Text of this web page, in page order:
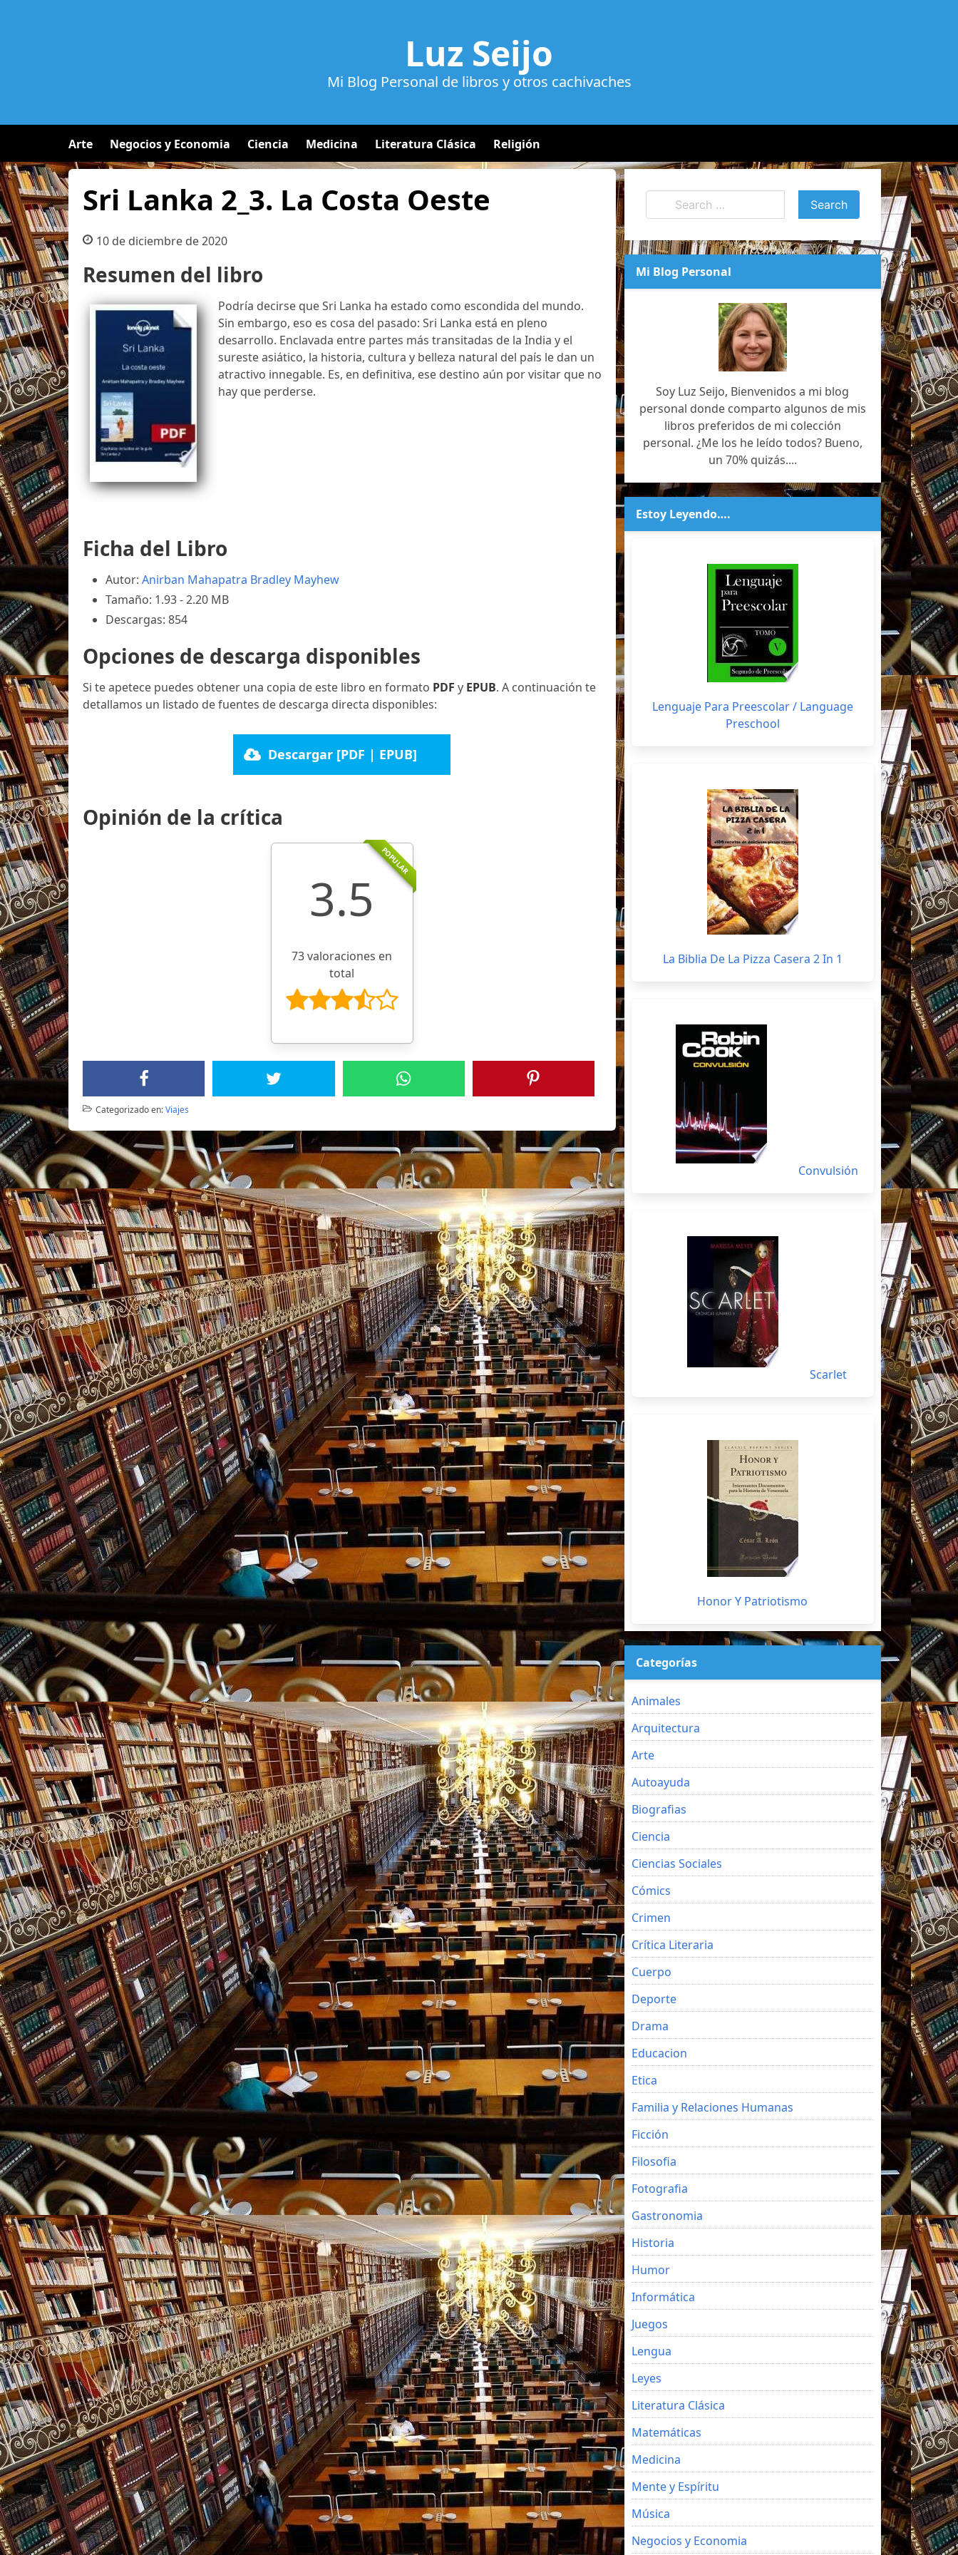
Luz Seijo
Mi Blog Personal de libros y otros cachivaches
Arte Negocios y Economia Ciencia Medicina Literatura Clásica Religión
Sri Lanka 2_3. La Costa Oeste
10 de diciembre de 2020
Resumen del libro
Podría decirse que Sri Lanka ha estado como escondida del mundo.
Sin embargo, eso es cosa del pasado: Sri Lanka está en pleno
desarrollo. Enclavada entre partes más transitadas de la India y el
sureste asiático, la historia, cultura y belleza natural del país le dan un
atractivo innegable. Es, en definitiva, ese destino aún por visitar que no
hay que perderse.
Ficha del Libro
Autor: Anirban Mahapatra Bradley Mayhew
Tamaño: 1.93 - 2.20 MB
Descargas: 854
Opciones de descarga disponibles
Si te apetece puedes obtener una copia de este libro en formato PDF y EPUB. A continuación te
detallamos un listado de fuentes de descarga directa disponibles:
Descargar [PDF | EPUB]
Opinión de la crítica
POPULAR
3.5
73 valoraciones en
total
Categorizado en:Viajes
Mi Blog Personal
Soy Luz Seijo, Bienvenidos a mi blog
personal donde comparto algunos de mis
libros preferidos de mi colección
personal. ¿Me los he leído todos? Bueno,
un 70% quizás....
Estoy Leyendo….
Lenguaje Para Preescolar / Language
Preschool
La Biblia De La Pizza Casera 2 In 1
Convulsión
Scarlet
Honor Y Patriotismo
Categorías
Animales
Arquitectura
Arte
Autoayuda
Biografias
Ciencia
Ciencias Sociales
Cómics
Crimen
Crítica Literaria
Cuerpo
Deporte
Drama
Educacion
Etica
Familia y Relaciones Humanas
Ficción
Filosofia
Fotografia
Gastronomia
Historia
Humor
Informática
Juegos
Lengua
Leyes
Literatura Clásica
Matemáticas
Medicina
Mente y Espíritu
Música
Negocios y Economia